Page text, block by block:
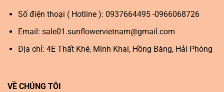
Số điện thoại ( Hotline ): 0937664495 -0966068726
Email: sale01.sunflowervietnam@gmail.com
Địa chỉ: 4E Thất Khê, Minh Khai, Hồng Bàng, Hải Phòng
VỀ CHÚNG TÔI